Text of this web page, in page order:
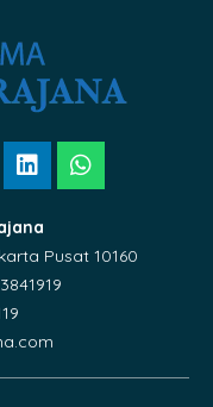
Pusat 10160